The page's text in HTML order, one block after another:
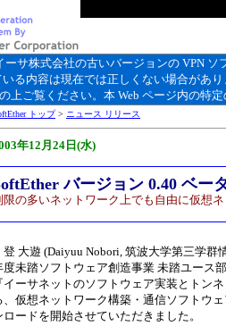
ーサ株式会社の古いバージョンの VPN
る内容は現在では正しくない場合があり
上ご覧ください。本 Web ページ内の特
トップ> ニュース リリース
年12月24日(水)
バージョン 0.40 ベー
限の多いネットワーク上でも自由に仮想
大遊 (Daiyuu Nobori, 筑波大学第三学群
度未踏ソフトウェア創造事業 未踏ユース
イーサネットのソフトウェア実装とトン
、仮想ネットワーク構築・通信ソフトウ
ロードを開始させていただきました。